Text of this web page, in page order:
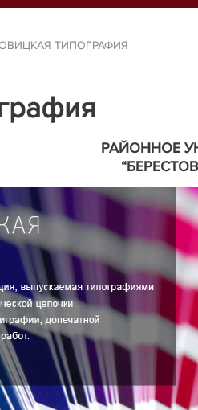
ТИПОГРАФИЯ
РАЙОННОЕ